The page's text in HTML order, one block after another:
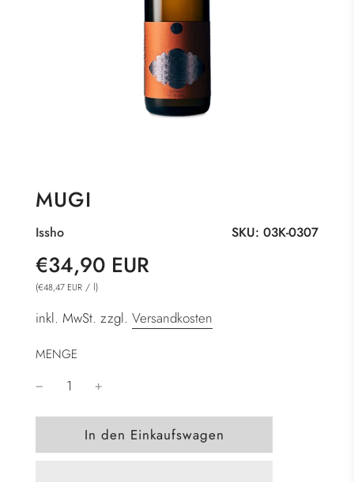
MUGI
SKU: 03K-0307
Issho
Sonderpreis
Normaler
Preis
€34,90 EUR
(€48,47 EUR / l)
inkl. MwSt. zzgl. Versandkosten
MENGE
W
i
In den Einkaufswagen